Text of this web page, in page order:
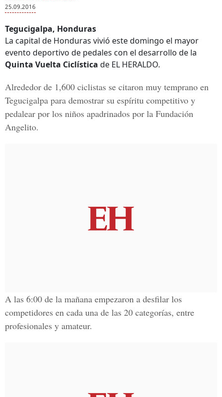
25.09.2016
Tegucigalpa, Honduras
La capital de Honduras vivió este domingo el mayor
evento deportivo de pedales con el desarrollo de la
Quinta Vuelta Ciclística de EL HERALDO.
Alrededor de 1,600 ciclistas se citaron muy temprano en
Tegucigalpa para demostrar su espíritu competitivo y
pedalear por los niños apadrinados por la Fundación
Angelito.
A las 6:00 de la mañana empezaron a desfilar los
competidores en cada una de las 20 categorías, entre
profesionales y amateur.